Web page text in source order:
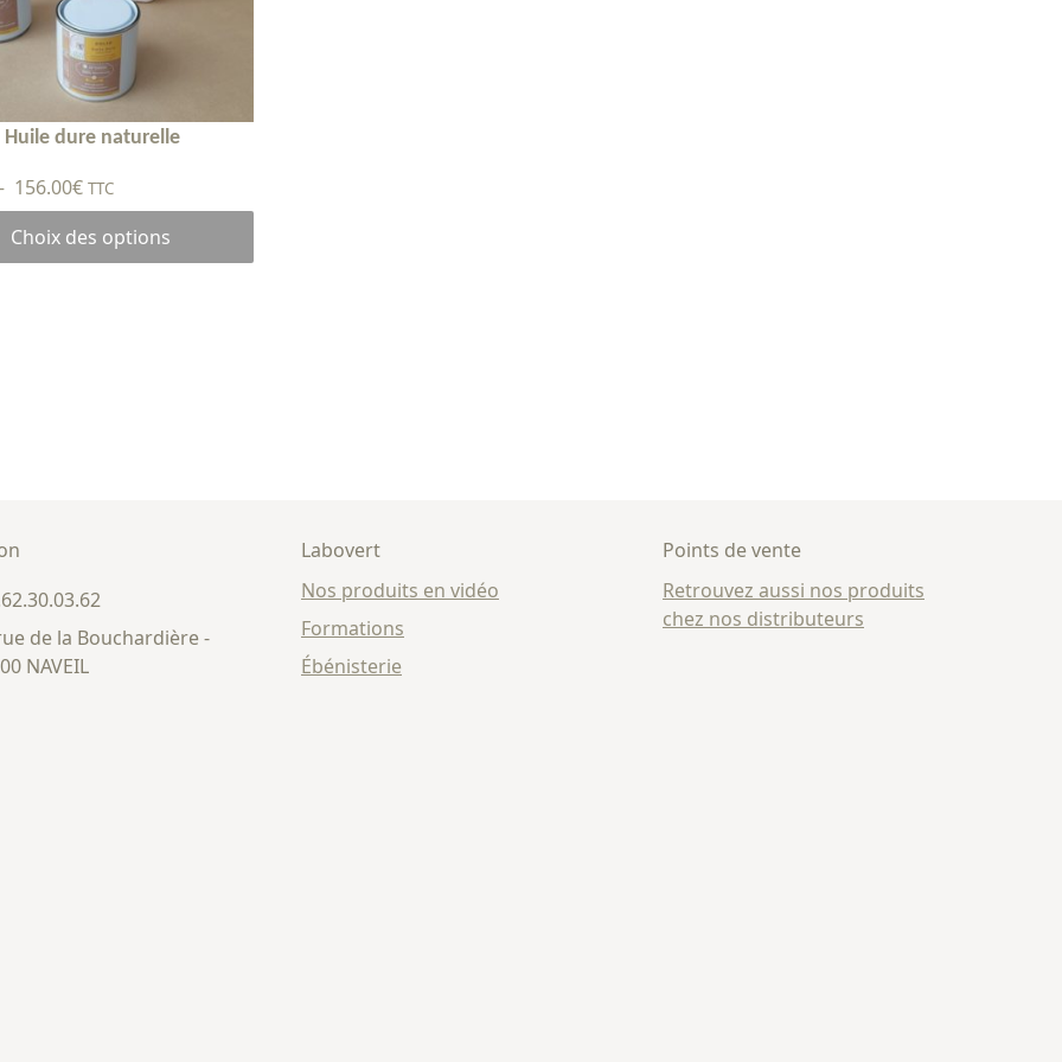
Huile dure naturelle
156.00€Plage
de
prix :
22.50€
TTC
Choix des options
de la Bouchardière -
NAVEIL
Labovert
Nos produits en vidéo
Formations
Ébénisterie
Points de vente
Retrouvez aussi nos produits
chez nos distributeurs